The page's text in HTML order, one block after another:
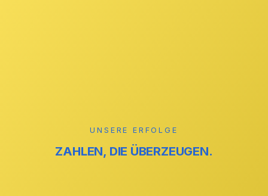
UNSERE ERFOLGE
ZAHLEN, DIE ÜBERZEUGEN.